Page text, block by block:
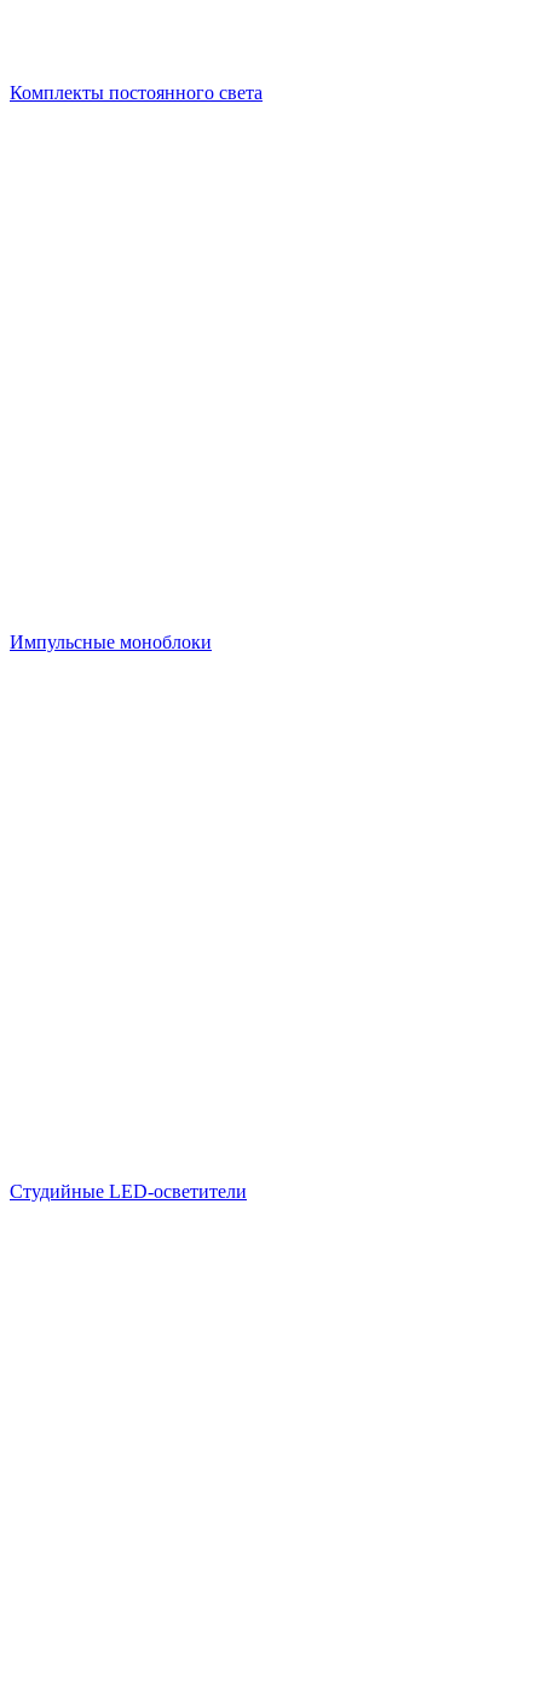
Комплекты постоянного света
Импульсные моноблоки
Студийные LED-осветители